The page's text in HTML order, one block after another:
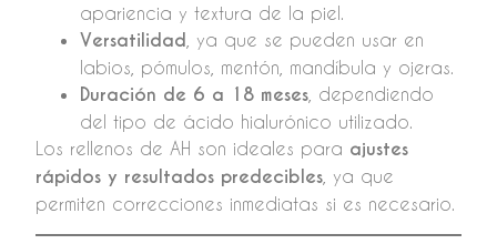
apariencia y textura de la piel.
Versatilidad , ya que se pueden usar en
labios, pómulos, mentón, mandíbula y ojeras.
Duración de 6 a 18 meses , dependiendo
del tipo de ácido hialurónico utilizado.
Los rellenos de AH son ideales para ajustes
rápidos y resultados predecibles , ya que
permiten correcciones inmediatas si es necesario.